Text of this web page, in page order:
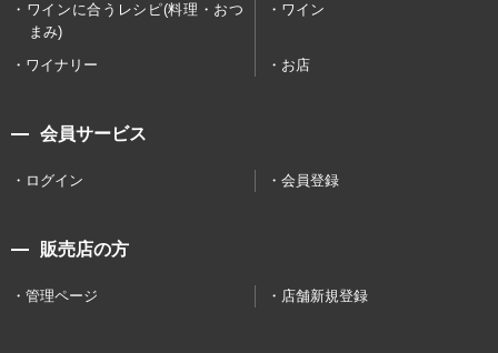
ワインに合うレシピ(料理・おつ
まみ)
ワイン
ワイナリー お店
会員サービス
ログイン 会員登録
販売店の方
管理ページ 店舗新規登録